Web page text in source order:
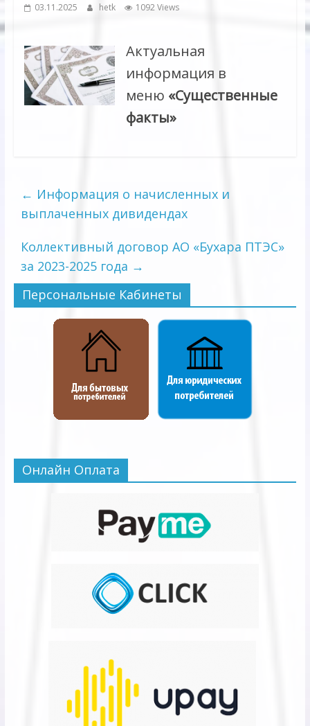
03.11.2025 hetk 1092 Views
Актуальная
информация в
меню «Существенные
факты»
← Информация о начисленных и
выплаченных дивидендах
Коллективный договор АО «Бухара ПТЭС»
за 2023-2025 года →
Персональные Кабинеты
Онлайн Оплата